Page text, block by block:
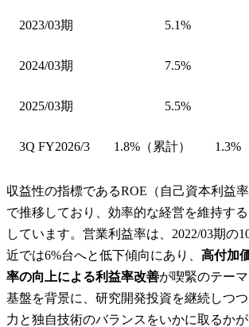
2023/03期 5.1%
2024/03期 7.5%
2025/03期 5.5%
3Q FY2026/3 1.8%（累計） 1.3%
収益性の指標であるROE（自己資本利益
で推移しており、効率的な経営を維持す
しています。営業利益率は、2022/03期の
近では6%台へと低下傾向にあり、 高付加
率の向上による利益率改善が喫緊のテー
基盤を背景に、研究開発投資を継続しつ
力と独自技術のバランスをいかに取るか